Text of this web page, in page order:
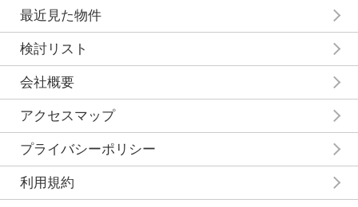
最近見た物件
検討リスト
会社概要
アクセスマップ
プライバシーポリシー
利用規約